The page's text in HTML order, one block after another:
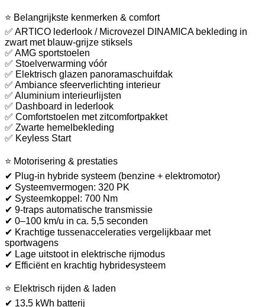
⭐ Belangrijkste kenmerken & comfort
✅ ARTICO lederlook / Microvezel DINAMICA bekleding in
zwart met blauw-grijze stiksels
✅ AMG sportstoelen
✅ Stoelverwarming vóór
✅ Elektrisch glazen panoramaschuifdak
✅ Ambiance sfeerverlichting interieur
✅ Aluminium interieurlijsten
✅ Dashboard in lederlook
✅ Comfortstoelen met zitcomfortpakket
✅ Zwarte hemelbekleding
✅ Keyless Start
⭐ Motorisering & prestaties
✔ Plug-in hybride systeem (benzine + elektromotor)
✔ Systeemvermogen: 320 PK
✔ Systeemkoppel: 700 Nm
✔ 9-traps automatische transmissie
✔ 0–100 km/u in ca. 5,5 seconden
✔ Krachtige tussenacceleraties vergelijkbaar met
sportwagens
✔ Lage uitstoot in elektrische rijmodus
✔ Efficiënt en krachtig hybridesysteem
⭐ Elektrisch rijden & laden
✔ 13,5 kWh batterij